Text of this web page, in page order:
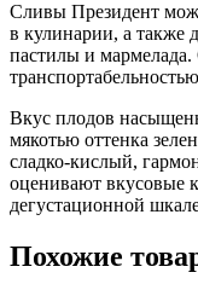
Сливы Президент
в кулинарии, а также
пастилы и
Вкус плодов
мякотью оттенка
сладко-кислый,
оценивают вкусовые
дегустационной
Похожие